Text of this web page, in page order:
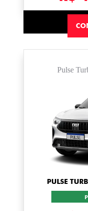
Pulse
PULSE